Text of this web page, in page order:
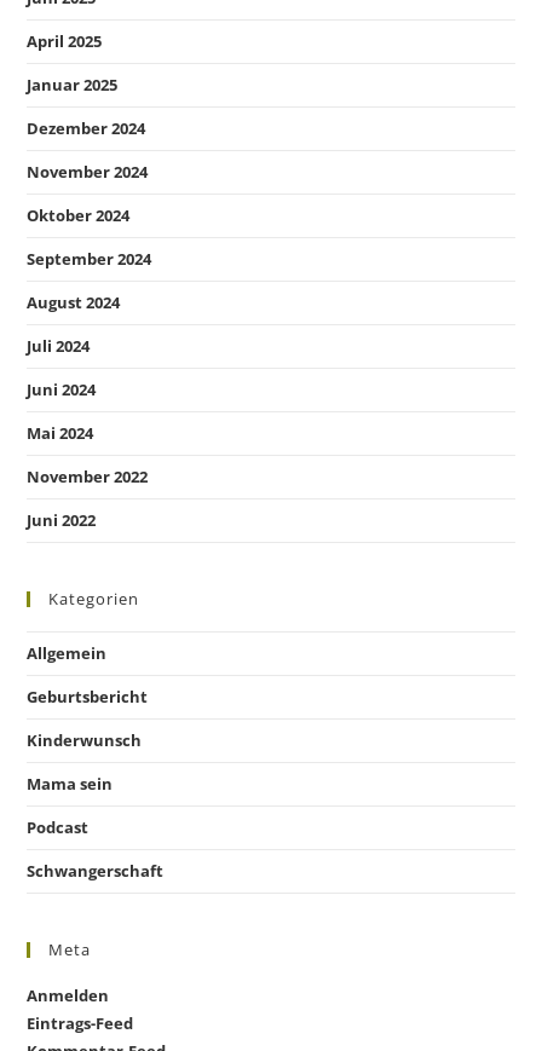
April 2025
Januar 2025
Dezember 2024
November 2024
Oktober 2024
September 2024
August 2024
Juli 2024
Juni 2024
Mai 2024
November 2022
Juni 2022
Kategorien
Allgemein
Geburtsbericht
Kinderwunsch
Mama sein
Podcast
Schwangerschaft
Meta
Anmelden
Eintrags-Feed